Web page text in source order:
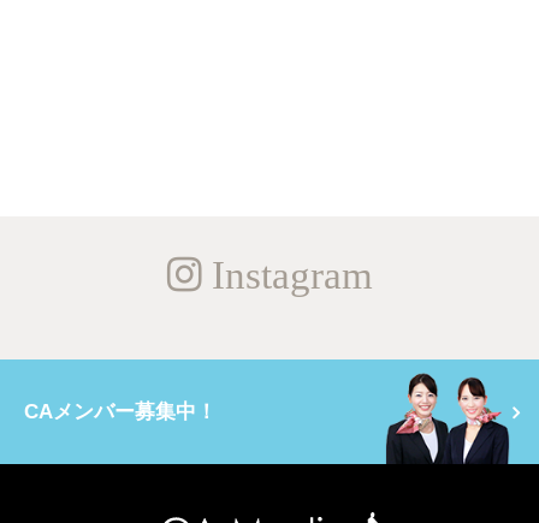
Instagram
CAメンバー募集中！